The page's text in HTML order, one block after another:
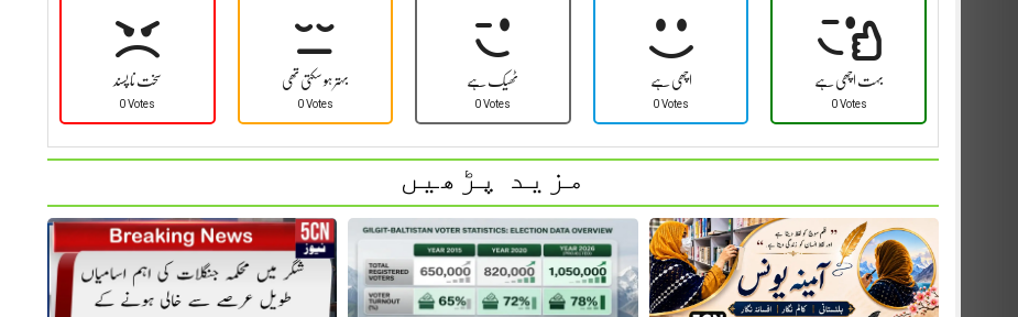
سخت نا پسند
0 Votes
بہتر ہو سکتی تھی
0 Votes
ٹھیک ہے
0 Votes
اچھی ہے
0 Votes
بہت اچھی ہے
0 Votes
مزید پڑھیں